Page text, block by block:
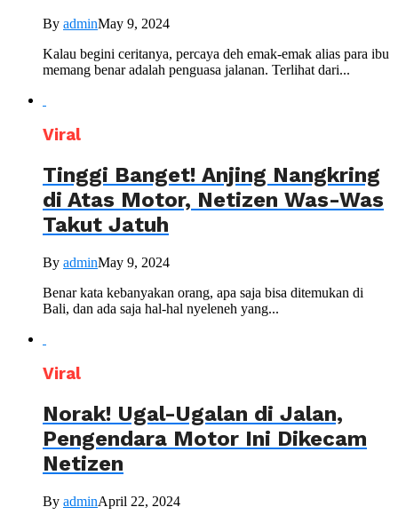
By adminMay 9, 2024
Kalau begini ceritanya, percaya deh emak-emak alias para ibu
memang benar adalah penguasa jalanan. Terlihat dari...
Viral
Tinggi Banget! Anjing Nangkring
di Atas Motor, Netizen Was-Was
Takut Jatuh
By adminMay 9, 2024
Benar kata kebanyakan orang, apa saja bisa ditemukan di
Bali, dan ada saja hal-hal nyeleneh yang...
Viral
Norak! Ugal-Ugalan di Jalan,
Pengendara Motor Ini Dikecam
Netizen
By adminApril 22, 2024